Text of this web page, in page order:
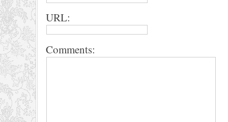
URL:
Comments: